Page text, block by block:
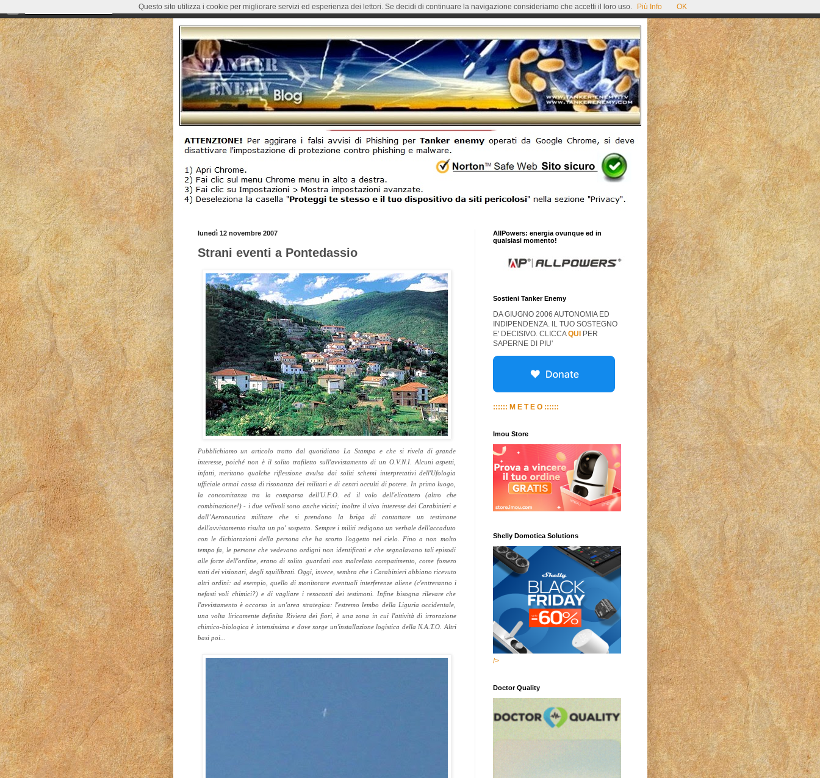
lunedì 12 novembre 2007
Strani eventi a Pontedassio
Pubblichiamo un articolo tratto dal quotidiano La Stampa e che si rivela di grande
interesse, poiché non è il solito trafiletto sull'avvistamento di un O.V.N.I. Alcuni aspetti,
infatti, meritano qualche riflessione avulsa dai soliti schemi interpretativi dell'Ufologia
ufficiale ormai cassa di risonanza dei militari e di centri occulti di potere. In primo luogo,
la concomitanza tra la comparsa dell'U.F.O. ed il volo dell'elicottero (altro che
combinazione!) - i due velivoli sono anche vicini; inoltre il vivo interesse dei Carabinieri e
dall’Aeronautica militare che si prendono la briga di contattare un testimone
dell'avvistamento risulta un po' sospetto. Sempre i militi redigono un verbale dell'accaduto
con le dichiarazioni della persona che ha scorto l'oggetto nel cielo. Fino a non molto
tempo fa, le persone che vedevano ordigni non identificati e che segnalavano tali episodi
alle forze dell'ordine, erano di solito guardati con malcelato compatimento, come fossero
stati dei visionari, degli squilibrati. Oggi, invece, sembra che i Carabinieri abbiano ricevuto
altri ordini: ad esempio, quello di monitorare eventuali interferenze aliene (c'entreranno i
nefasti voli chimici?) e di vagliare i resoconti dei testimoni. Infine bisogna rilevare che
l'avvistamento è occorso in un'area strategica: l'estremo lembo della Liguria occidentale,
una volta liricamente definita Riviera dei fiori, è una zona in cui l'attività di irrorazione
chimico-biologica è intensissima e dove sorge un'installazione logistica della N.A.T.O. Altri
basi poi...
AllPowers: energia ovunque ed in
qualsiasi momento!
Sostieni Tanker Enemy
DA GIUGNO 2006 AUTONOMIA ED
INDIPENDENZA. IL TUO SOSTEGNO
E' DECISIVO. CLICCAQUI
PER
SAPERNE DI PIU'
:::::: M E T E O ::::::
Imou Store
Shelly Domotica Solutions
/>
Doctor Quality
Questo sito utilizza i cookie per migliorare servizi ed esperienza dei lettori. Se decidi di continuare la navigazione consideriamo che accetti il loro uso. Più Info OK